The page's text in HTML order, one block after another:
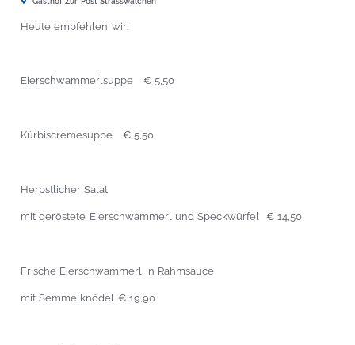
Heute empfehlen wir:
Eierschwammerlsuppe € 5,50
Kürbiscremesuppe € 5,50
Herbstlicher Salat
mit geröstete Eierschwammerl und Speckwürfel € 14,50
Frische Eierschwammerl in Rahmsauce
mit Semmelknödel € 19,90